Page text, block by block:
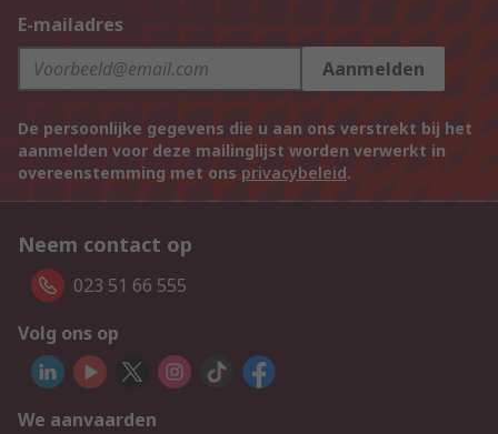
E-mailadres
Aanmelden
De persoonlijke gegevens die u aan ons verstrekt bij het
aanmelden voor deze mailinglijst worden verwerkt in
overeenstemming met ons privacybeleid.
Neem contact op
023 51 66 555
Volg ons op
We aanvaarden